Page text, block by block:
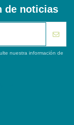
de noticias
nuestra información de